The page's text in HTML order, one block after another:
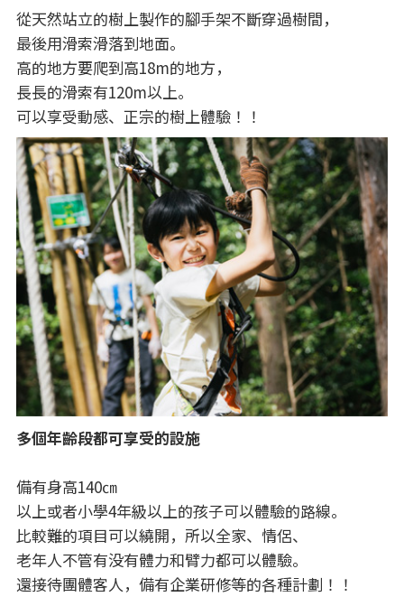
從天然站立的樹上製作的腳手架不斷穿過樹間，
最後用滑索滑落到地面。
高的地方要爬到高18m的地方，
長長的滑索有120m以上。
可以享受動感、正宗的樹上體驗！！
多個年齡段都可享受的設施
備有身高140㎝
以上或者小學4年級以上的孩子可以體驗的路線。
比較難的項目可以繞開，所以全家、情侶、
老年人不管有没有體力和臂力都可以體驗。
還接待團體客人，備有企業研修等的各種計劃！！